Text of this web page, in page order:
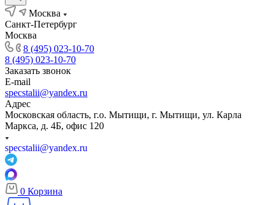
Москва
Санкт-Петербург
Москва
8 (495) 023-10-70
8 (495) 023-10-70
Заказать звонок
E-mail
specstalii@yandex.ru
Адрес
Московская область, г.о. Мытищи, г. Мытищи, ул. Карла
Маркса, д. 4Б, офис 120
specstalii@yandex.ru
0 Корзина